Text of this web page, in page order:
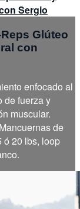
Sergio
Glúteo
con
enfocado al
de fuerza y
muscular.
de
ó 20 lbs, loop